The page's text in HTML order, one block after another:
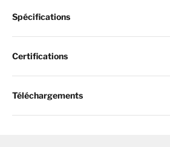
Spécifications
Certifications
Téléchargements